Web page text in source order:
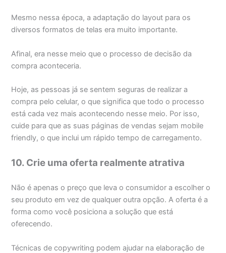
Mesmo nessa época, a adaptação do layout para os
diversos formatos de telas era muito importante.
Afinal, era nesse meio que o processo de decisão da
compra aconteceria.
Hoje, as pessoas já se sentem seguras de realizar a
compra pelo celular, o que significa que todo o processo
está cada vez mais acontecendo nesse meio. Por isso,
cuide para que as suas páginas de vendas sejam mobile
friendly, o que inclui um rápido tempo de carregamento.
10. Crie uma oferta realmente atrativa
Não é apenas o preço que leva o consumidor a escolher o
seu produto em vez de qualquer outra opção. A oferta é a
forma como você posiciona a solução que está
oferecendo.
Técnicas de copywriting podem ajudar na elaboração de